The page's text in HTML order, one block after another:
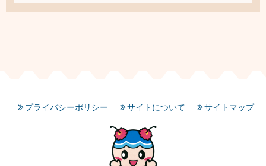
プライバシーポリシー サイトについて サイトマップ